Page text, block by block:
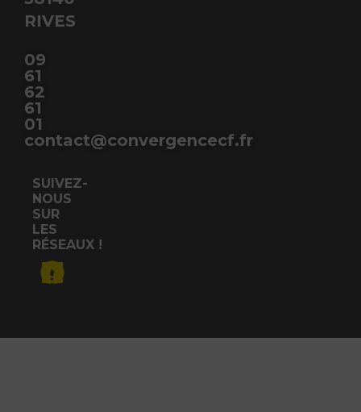
RIVES
09
61
62
61
01
contact@convergencecf.fr
SUIVEZ-
NOUS
SUR
LES
RÉSEAUX !